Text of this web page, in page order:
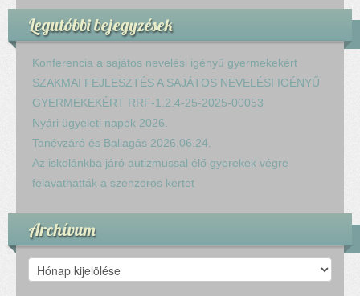
Legutóbbi bejegyzések
Konferencia a sajátos nevelési igényű gyermekekért
SZAKMAI FEJLESZTÉS A SAJÁTOS NEVELÉSI IGÉNYŰ
GYERMEKEKÉRT RRF-1.2.4-25-2025-00053
Nyári ügyeleti napok 2026.
Tanévzáró és Ballagás 2026.06.24.
Az iskolánkba járó autizmussal élő gyerekek végre
felavathatták a szenzoros kertet
Archívum
Archívum